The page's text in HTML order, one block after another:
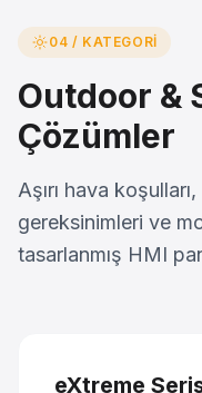
04 / KATEGORI
Outdoor &
Çözümler
Aşırı hava
gereksinimleri ve
tasarlanmış HMI
eXtreme